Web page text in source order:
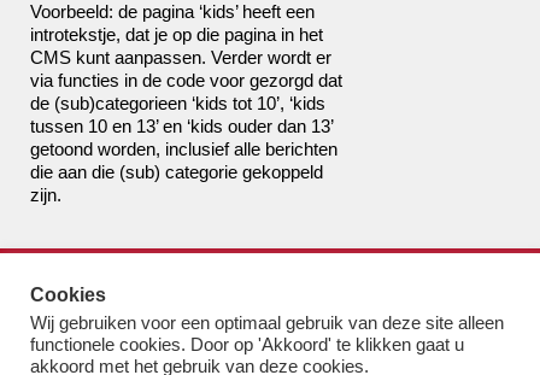
Voorbeeld: de pagina ‘kids’ heeft een
introtekstje, dat je op die pagina in het
CMS kunt aanpassen. Verder wordt er
via functies in de code voor gezorgd dat
de (sub)categorieen ‘kids tot 10’, ‘kids
tussen 10 en 13’ en ‘kids ouder dan 13’
getoond worden, inclusief alle berichten
die aan die (sub) categorie gekoppeld
zijn.
bestel@boekhandelvanpampus.nl
van Eesterenlaan 17
1019 JK Amsterdam
Cookies
Wij gebruiken voor een optimaal gebruik van deze site alleen
functionele cookies. Door op 'Akkoord' te klikken gaat u
akkoord met het gebruik van deze cookies.